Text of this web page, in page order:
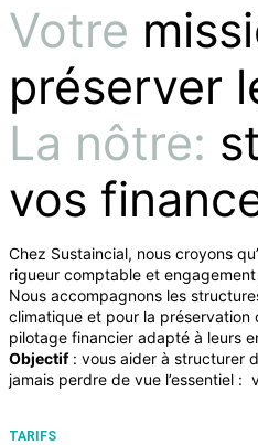
Votre
préserver
La nôtre:
vos
Chez Sustaincial, nous croyons
rigueur comptable et
Nous accompagnons les
climatique et pour la
pilotage financier adapté à leurs
Objectif: vous aider à structurer
jamais perdre de vue l’essentiel :
TARIFS